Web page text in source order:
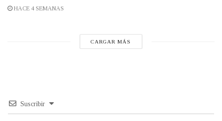
HACE 4 SEMANAS
CARGAR MÁS
Suscribir